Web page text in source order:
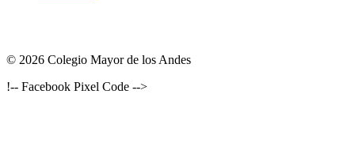
© 2026 Colegio Mayor de los Andes
!-- Facebook Pixel Code -->